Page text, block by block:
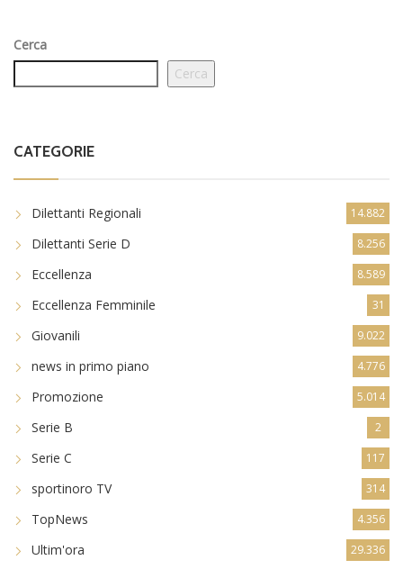
Cerca
Cerca
CATEGORIE
Dilettanti Regionali 14.882
Dilettanti Serie D 8.256
Eccellenza 8.589
Eccellenza Femminile 31
Giovanili 9.022
news in primo piano 4.776
Promozione 5.014
Serie B 2
Serie C 117
sportinoro TV 314
TopNews 4.356
Ultim'ora 29.336